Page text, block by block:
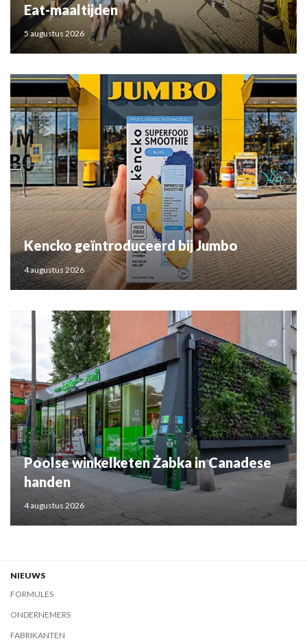
Eat-maaltijden
5 augustus 2026
Kencko geïntroduceerd bij Jumbo
4 augustus 2026
Poolse winkelketen Żabka in Canadese
handen
4 augustus 2026
NIEUWS
FORMULES
ONDERNEMERS
FABRIKANTEN